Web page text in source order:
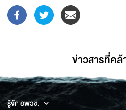
ข่าวสารที่่ค
รู้จัก อพวช.